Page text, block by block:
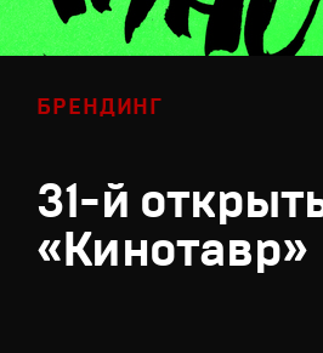
БРЕНДИНГ
31-й
«Кинотавр»